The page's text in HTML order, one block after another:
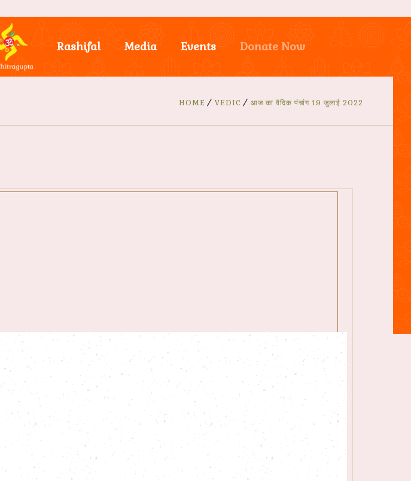
Rashifal Media Events Donate Now
HOME VEDIC आज का वैदिक पंचांग 19 जुलाई 2022